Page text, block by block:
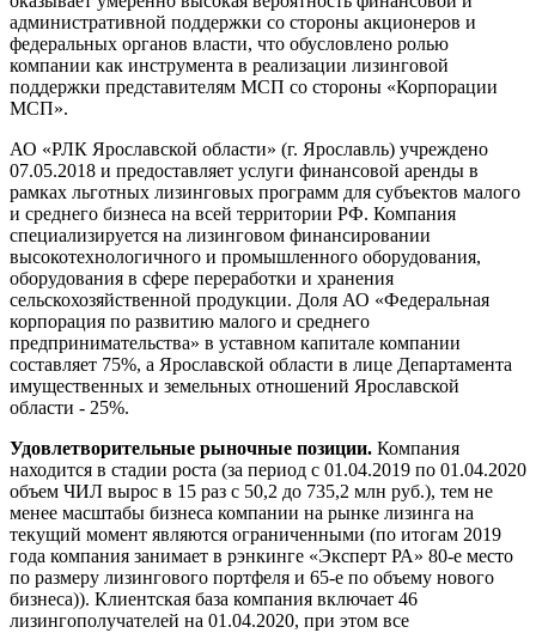
административной поддержки со стороны акционеров и
федеральных органов власти, что обусловлено ролью
компании как инструмента в реализации лизинговой
поддержки представителям МСП со стороны «Корпорации
МСП».
АО «РЛК Ярославской области» (г. Ярославль) учреждено
07.05.2018 и предоставляет услуги финансовой аренды в
рамках льготных лизинговых программ для субъектов малого
и среднего бизнеса на всей территории РФ. Компания
специализируется на лизинговом финансировании
высокотехнологичного и промышленного оборудования,
оборудования в сфере переработки и хранения
сельскохозяйственной продукции. Доля АО «Федеральная
корпорация по развитию малого и среднего
предпринимательства» в уставном капитале компании
составляет 75%, а Ярославской области в лице Департамента
имущественных и земельных отношений Ярославской
области - 25%.
Удовлетворительные рыночные позиции. Компания
находится в стадии роста (за период с 01.04.2019 по 01.04.2020
объем ЧИЛ вырос в 15 раз с 50,2 до 735,2 млн руб.), тем не
менее масштабы бизнеса компании на рынке лизинга на
текущий момент являются ограниченными (по итогам 2019
года компания занимает в рэнкинге «Эксперт РА» 80-е место
по размеру лизингового портфеля и 65-е по объему нового
бизнеса)). Клиентская база компания включает 46
лизингополучателей на 01.04.2020, при этом все